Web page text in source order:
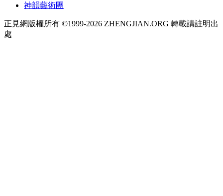
神韻藝術團
正見網版權所有 ©1999-2026 ZHENGJIAN.ORG 轉載請註明出
處